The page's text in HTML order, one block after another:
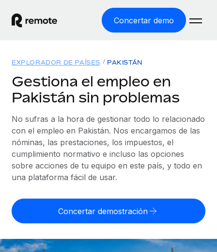
Concertar demo
EMPLEO GLOBAL
Nómina global
Gestiona las nóminas de forma sencilla y conforme a la
legalidad.
Employer of Record
Expándete en todo el mundo sin gastar en entidades.
cumpliendo la normativa.
Integra y gestiona a autónomos globalmente.
Soluciones
COBERTURA MUNDIAL
Explorador de países
Consulta el soporte del empleo global según el país.
Explorador estatal de EE. UU.
Simplifica la contratación en todos los estados de EE.
Comparador de Remote
Compáranos con otras empresas.
Recursos
HERRAMIENTAS Y CALCULADORAS
Calculadora del riesgo de clasificación errónea
Consulta el riesgo de clasificación errónea por país.
cualquier país.
Descubre opciones de divisas y tiempos de pago para
Precios
English
Nederlands
EXPLORADOR DE PAÍSES PAKISTÁN
Gestiona el empleo en
Pakistán sin problemas
No sufras a la hora de gestionar todo lo relacionado
con el empleo en Pakistán. Nos encargamos de las
nóminas, las prestaciones, los impuestos, el
cumplimiento normativo e incluso las opciones
sobre acciones de tu equipo en este país, y todo en
una plataforma fácil de usar.
Concertar demostración